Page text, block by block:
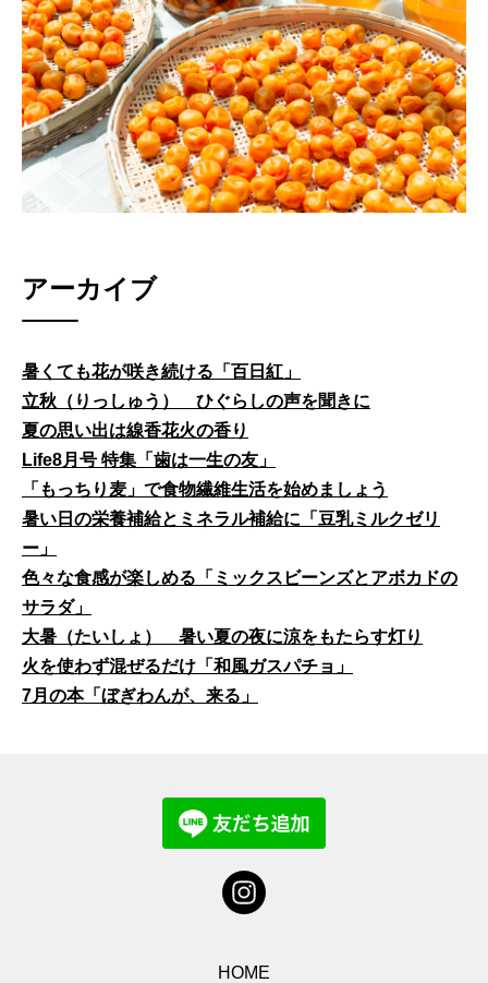
アーカイブ
暑くても花が咲き続ける「百日紅」
立秋（りっしゅう） ひぐらしの声を聞きに
夏の思い出は線香花火の香り
Life8月号 特集「歯は一生の友」
「もっちり麦」で食物繊維生活を始めましょう
暑い日の栄養補給とミネラル補給に「豆乳ミルクゼリ
ー」
色々な食感が楽しめる「ミックスビーンズとアボカドの
サラダ」
大暑（たいしょ） 暑い夏の夜に涼をもたらす灯り
火を使わず混ぜるだけ「和風ガスパチョ」
7月の本「ぼぎわんが、来る」
HOME